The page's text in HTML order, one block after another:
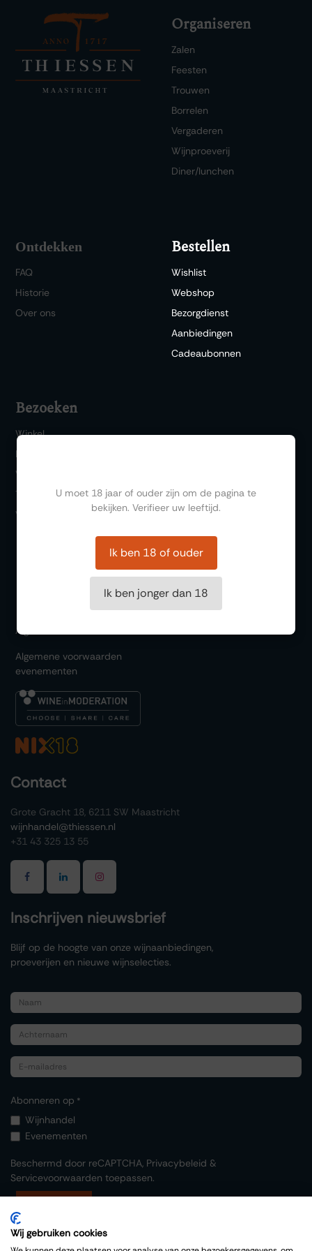
Organiseren
Zalen
Feesten
Trouwen
Borrelen
Vergaderen
Wijnproeverij
Diner/lunchen
Ontdekken
FAQ
Historie
Over ons
Bestellen
Wishlist
Webshop
Bezorgdienst
Aanbiedingen
Cadeaubonnen
Bezoeken
Winkel
Bar 1717
Wijn & Spijs
Thema events
Wijnproeverij
Algemene voorwaarden
Algemene voorwaarden
evenementen
Contact
Grote Gracht 18, 6211 SW Maastricht
wijnhandel@thiessen.nl
+31 43 325 13 55
Inschrijven nieuwsbrief
Blijf op de hoogte van onze wijnaanbiedingen,
proeverijen en nieuwe wijnselecties.
Abonneren op *
Wijnhandel
Evenementen
Beschermd door reCAPTCHA, Privacybeleid &
Servicevoorwaarden toepassen.
U moet 18 jaar of ouder zijn om de pagina te
bekijken. Verifieer uw leeftijd.
Ik ben 18 of ouder
Ik ben jonger dan 18
Wij gebruiken cookies